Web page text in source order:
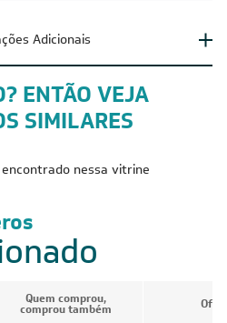
Adicionais
ENTÃO VEJA
SIMILARES
nessa vitrine
Quem comprou,
comprou também